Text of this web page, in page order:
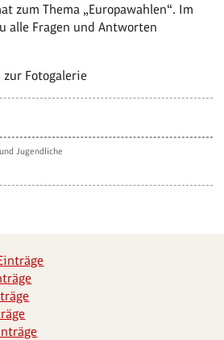
zum Thema „Europawahlen“. Im
alle Fragen und Antworten
Fotogalerie
Jugendliche